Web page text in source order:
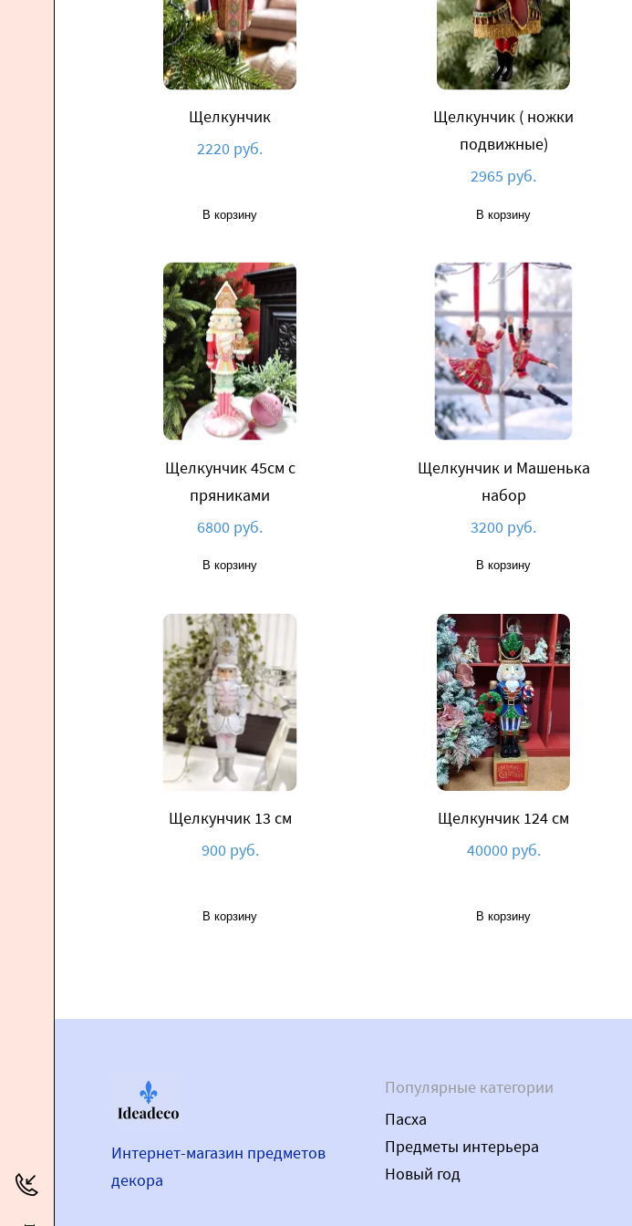
Щелкунчик
2220 руб.
В корзину
Щелкунчик ( ножки
подвижные)
2965 руб.
В корзину
Щелкунчик 45см с
пряниками
6800 руб.
В корзину
Щелкунчик и Машенька
набор
3200 руб.
В корзину
Щелкунчик 13 см
900 руб.
В корзину
Щелкунчик 124 см
40000 руб.
В корзину
Интернет-магазин предметов
декора
Популярные категории
Пасха
Предметы интерьера
Новый год